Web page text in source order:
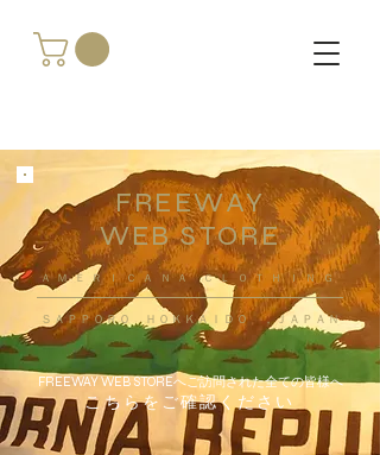
FREEWAY
WEB STORE
​ＡＭＥＲＩＣＡＮＡ ＣＬＯＴＨＩＮＧ
ＳＡＰＰＯＲＯ ＨＯＫＫＡＩＤＯ ，ＪＡＰＡＮ
FREEWAY WEB STOREへご訪問された全ての皆様へ
こちらをご確認ください